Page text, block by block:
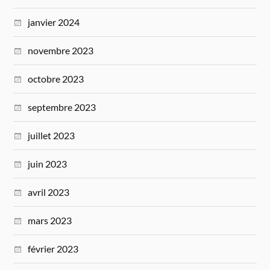
janvier 2024
novembre 2023
octobre 2023
septembre 2023
juillet 2023
juin 2023
avril 2023
mars 2023
février 2023